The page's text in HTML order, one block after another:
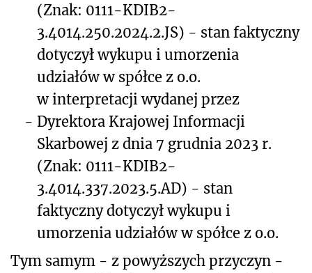
(Znak: 0111-KDIB2-
3.4014.250.2024.2.JS) - stan faktyczny
dotyczył wykupu i umorzenia
udziałów w spółce z o.o.
-
w interpretacji wydanej przez
Dyrektora Krajowej Informacji
Skarbowej z dnia 7 grudnia 2023 r.
(Znak: 0111-KDIB2-
3.4014.337.2023.5.AD) - stan
faktyczny dotyczył wykupu i
umorzenia udziałów w spółce z o.o.
Tym samym - z powyższych przyczyn -